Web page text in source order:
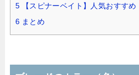
5 【スピナーベイト】人気おすすめ
6 まとめ